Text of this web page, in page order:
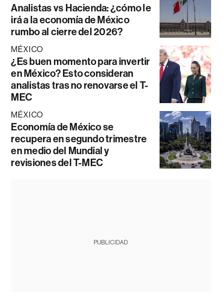
Analistas vs Hacienda: ¿cómo le
irá a la economía de México
rumbo al cierre del 2026?
MÉXICO
¿Es buen momento para invertir
en México? Esto consideran
analistas tras no renovarse el T-
MEC
MÉXICO
Economía de México se
recupera en segundo trimestre
en medio del Mundial y
revisiones del T-MEC
PUBLICIDAD